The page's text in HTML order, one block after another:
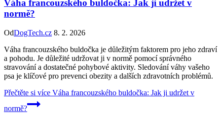
Váha francouzského buldočka: Jak ji udržet v
normě?
OdDogTech.cz 8. 2. 2026
Váha francouzského buldočka je důležitým faktorem pro jeho zdraví
a pohodu. Je důležité udržovat ji v normě pomocí správného
stravování a dostatečné pohybové aktivity. Sledování váhy vašeho
psa je klíčové pro prevenci obezity a dalších zdravotních problémů.
Přečtěte si více Váha francouzského buldočka: Jak ji udržet v
normě?